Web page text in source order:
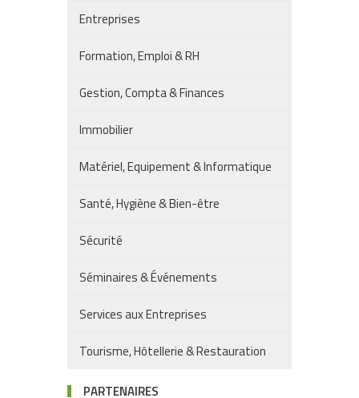
Entreprises
Formation, Emploi & RH
Gestion, Compta & Finances
Immobilier
Matériel, Equipement & Informatique
Santé, Hygiène & Bien-être
Sécurité
Séminaires & Événements
Services aux Entreprises
Tourisme, Hôtellerie & Restauration
PARTENAIRES